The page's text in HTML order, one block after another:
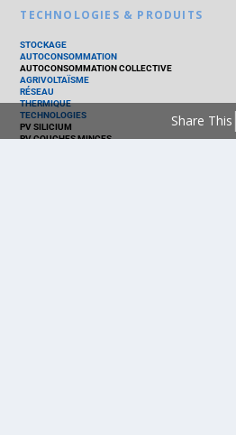
TECHNOLOGIES & PRODUITS
STOCKAGE
AUTOCONSOMMATION
AUTOCONSOMMATION COLLECTIVE
AGRIVOLTAÏSME
RÉSEAU
THERMIQUE
TECHNOLOGIES
PV SILICIUM
PV COUCHES MINCES
Share This